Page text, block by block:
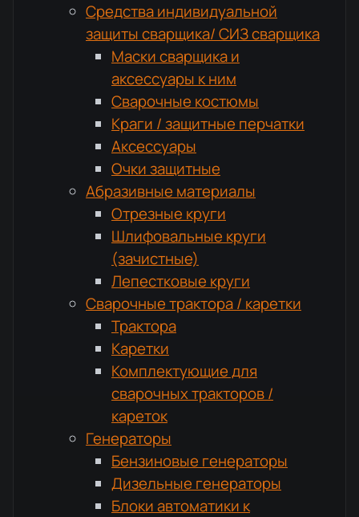
Средства индивидуальной
защиты сварщика/ СИЗ сварщика
Маски сварщика и
аксессуары к ним
Сварочные костюмы
Краги / защитные перчатки
Аксессуары
Очки защитные
Абразивные материалы
Отрезные круги
Шлифовальные круги
(зачистные)
Лепестковые круги
Сварочные трактора / каретки
Трактора
Каретки
Комплектующие для
сварочных тракторов /
кареток
Генераторы
Бензиновые генераторы
Дизельные генераторы
Блоки автоматики к